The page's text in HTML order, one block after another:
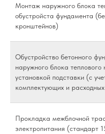
Монтаж наружного блока
обустройста фундамента
кронштейнов)
Обустройство бетонного
наружного блока теплового
установкой подставки (с
комплектующих и
Прокладка межблочной
электропитания (стандарт